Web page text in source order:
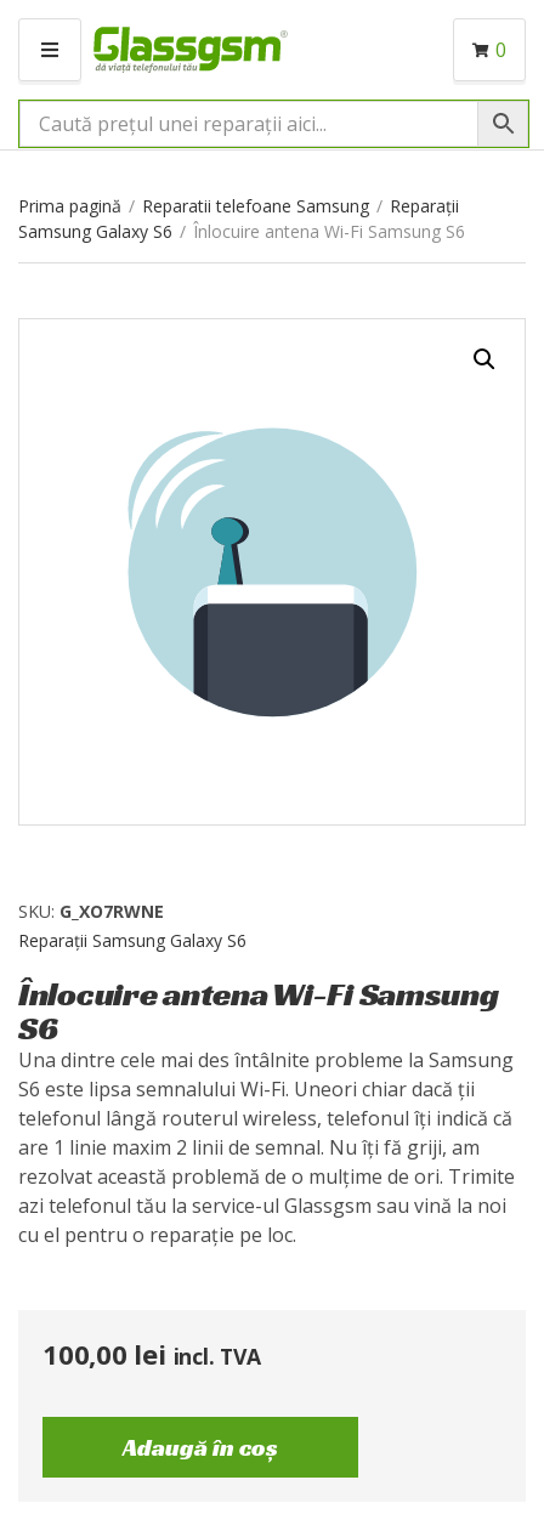
M
N
I
0
Prima pagină / Reparatii telefoane Samsung / Reparații
Samsung Galaxy S6 / Înlocuire antena Wi-Fi Samsung S6
SKU: G_XO7RWNE
Reparații Samsung Galaxy S6
Înlocuire antena Wi-Fi Samsung
S6
Una dintre cele mai des întâlnite probleme la Samsung
S6 este lipsa semnalului Wi-Fi. Uneori chiar dacă ții
telefonul lângă routerul wireless, telefonul îți indică că
are 1 linie maxim 2 linii de semnal. Nu îți fă griji, am
rezolvat această problemă de o mulțime de ori. Trimite
azi telefonul tău la service-ul Glassgsm sau vină la noi
cu el pentru o reparație pe loc.
100,00 lei incl. TVA
Adaugă în coș